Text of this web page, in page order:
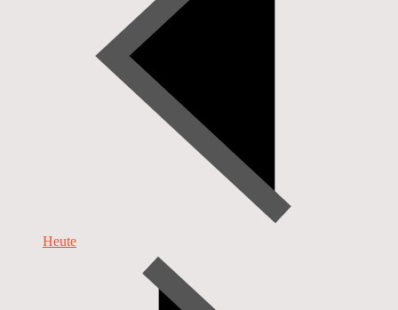
Heute